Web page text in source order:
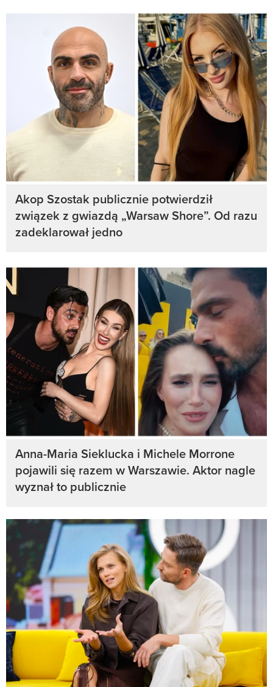
Akop Szostak publicznie potwierdził
związek z gwiazdą „Warsaw Shore”. Od razu
zadeklarował jedno
Anna-Maria Sieklucka i Michele Morrone
pojawili się razem w Warszawie. Aktor nagle
wyznał to publicznie